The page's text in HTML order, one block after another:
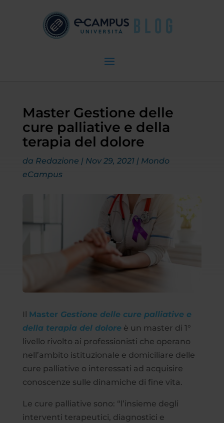
Master Gestione delle
cure palliative e della
terapia del dolore
da Redazione | Nov 29, 2021| Mondo
eCampus
Il Master Gestione delle cure palliativee
della terapia del dolore è un master di 1°
livello rivolto ai professionisti che operano
nell’ambito istituzionale e domiciliare delle
cure palliative o interessati ad acquisire
conoscenze sulle dinamiche di fine vita.
Le cure palliative sono: “l’insieme degli
interventi terapeutici, diagnostici e